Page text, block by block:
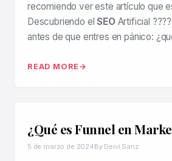
recomiendo ver este artículo que
Descubriendo elSEOArtificial
antes de que entres en pánico:
READ MORE
¿Qué es Funnel en
5 de marzo de 2024By Deivi Sanz